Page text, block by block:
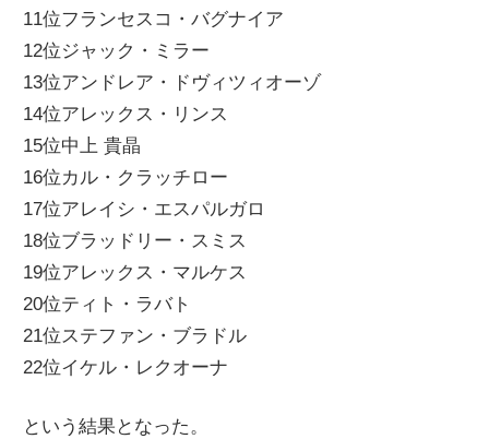
11位フランセスコ・バグナイア
12位ジャック・ミラー
13位アンドレア・ドヴィツィオーゾ
14位アレックス・リンス
15位中上 貴晶
16位カル・クラッチロー
17位アレイシ・エスパルガロ
18位ブラッドリー・スミス
19位アレックス・マルケス
20位ティト・ラバト
21位ステファン・ブラドル
22位イケル・レクオーナ
という結果となった。